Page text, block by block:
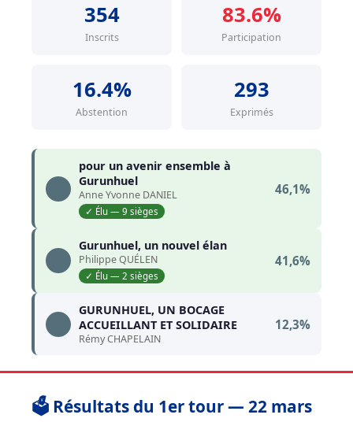
354
Inscrits
83.6%
Participation
16.4%
Abstention
293
Exprimés
pour un avenir ensemble à
Gurunhuel
Anne Yvonne DANIEL
✓ Élu — 9 sièges
46,1%
Gurunhuel, un nouvel élan
Philippe QUÉLEN
✓ Élu — 2 sièges
41,6%
GURUNHUEL, UN BOCAGE
ACCUEILLANT ET SOLIDAIRE
Rémy CHAPELAIN
12,3%
🗳️ Résultats du 1er tour — 22 mars